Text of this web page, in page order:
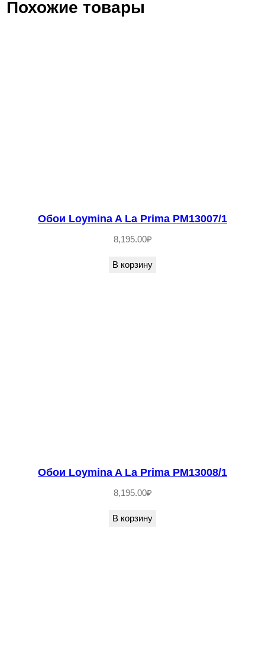
Похожие товары
Обои Loymina A La Prima PM13007/1
8,195.00₽
В корзину
Обои Loymina A La Prima PM13008/1
8,195.00₽
В корзину